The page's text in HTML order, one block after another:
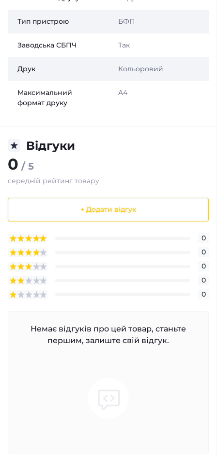
Тип пристрою БФП
Заводська СБПЧ Так
Друк Кольоровий
Максимальний
формат друку
A4
Відгуки
0 / 5
середній рейтинг товару
+ Додати відгук
0
0
0
0
0
Немає відгуків про цей товар, станьте
першим, залиште свій відгук.